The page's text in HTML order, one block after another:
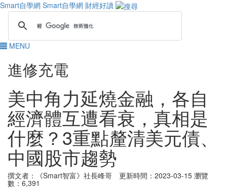
Smart自學網 Smart自學網 財經好讀
MENU
進修充電
美中角力延燒金融，各自
經濟體互遭看衰，真相是
什麼？3重點釐清美元債、
中國股市趨勢
撰文者：《Smart智富》社長峰哥 更新時間：2023-03-15 瀏覽
數：6,391